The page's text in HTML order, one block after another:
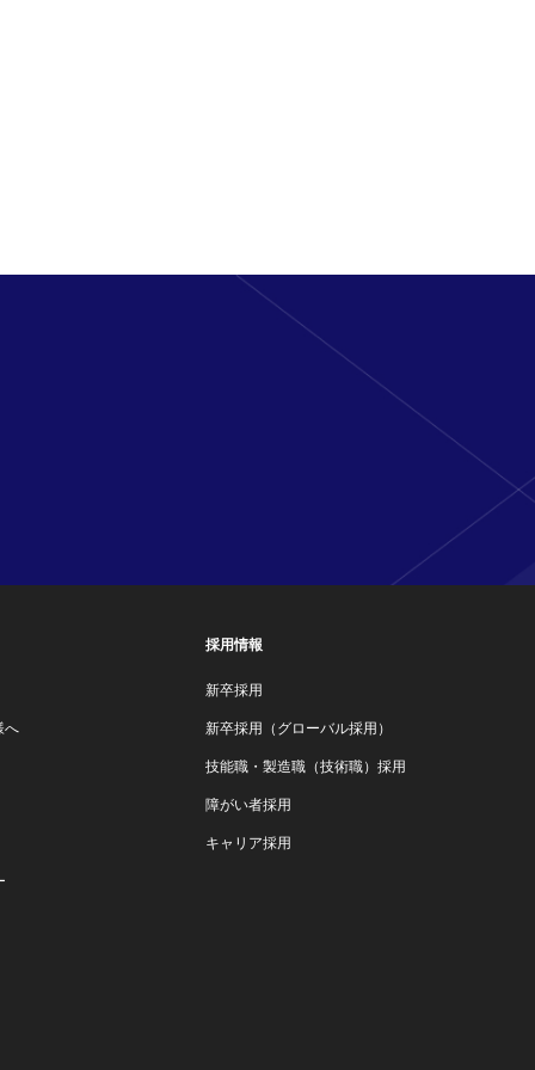
へ
採用情報
新卒採用
新卒採用（グローバル採用）
技能職・製造職（技術職）採用
障がい者採用
キャリア採用